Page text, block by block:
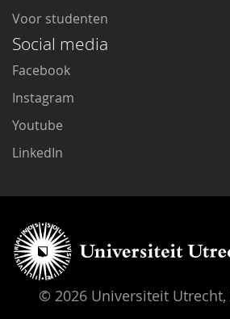
Voor studenten
Social media
Facebook
Instagram
Youtube
LinkedIn
© 2026 Universiteit Utrecht,